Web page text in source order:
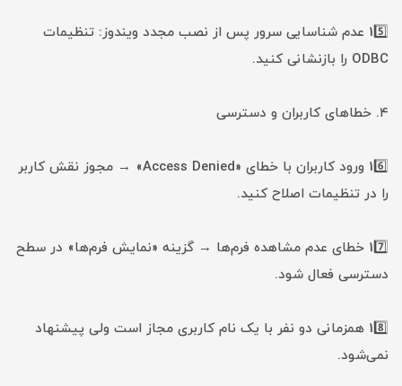
15️⃣ عدم شناسایی سرور پس از نصب مجدد ویندوز: تنظیمات
ODBC را بازنشانی کنید.
۴. خطاهای کاربران و دسترسی
16️⃣ ورود کاربران با خطای «Access Denied» → مجوز نقش کاربر
را در تنظیمات اصلاح کنید.
17️⃣ خطای عدم مشاهده فرم‌ها → گزینه «نمایش فرم‌ها» در سطح
دسترسی فعال شود.
18️⃣ همزمانی دو نفر با یک نام کاربری مجاز است ولی پیشنهاد
نمی‌شود.